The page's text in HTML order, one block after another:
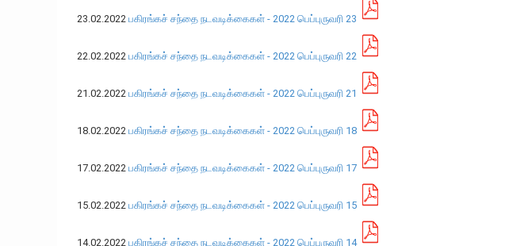
23.02.2022 பகிரங்கச் சந்தை நடவடிக்கைகள் - 2022 பெப்புருவரி 23
22.02.2022 பகிரங்கச் சந்தை நடவடிக்கைகள் - 2022 பெப்புருவரி 22
21.02.2022 பகிரங்கச் சந்தை நடவடிக்கைகள் - 2022 பெப்புருவரி 21
18.02.2022 பகிரங்கச் சந்தை நடவடிக்கைகள் - 2022 பெப்புருவரி 18
17.02.2022 பகிரங்கச் சந்தை நடவடிக்கைகள் - 2022 பெப்புருவரி 17
15.02.2022 பகிரங்கச் சந்தை நடவடிக்கைகள் - 2022 பெப்புருவரி 15
14.02.2022 பகிரங்கச் சந்தை நடவடிக்கைகள் - 2022 பெப்புருவரி 14